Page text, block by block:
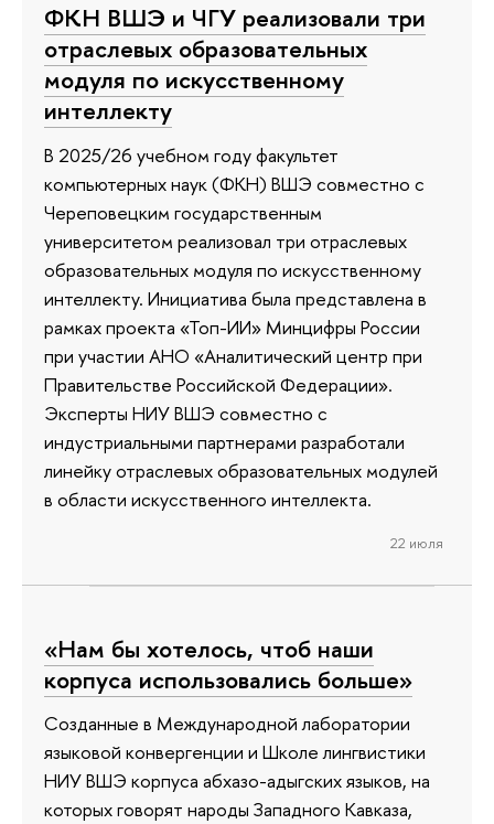
ФКН ВШЭ и ЧГУ реализовали три
отраслевых образовательных
модуля по искусственному
интеллекту
В 2025/26 учебном году факультет
компьютерных наук (ФКН) ВШЭ совместно с
Череповецким государственным
университетом реализовал три отраслевых
образовательных модуля по искусственному
интеллекту. Инициатива была представлена в
рамках проекта «Топ-ИИ» Минцифры России
при участии АНО «Аналитический центр при
Правительстве Российской Федерации».
Эксперты НИУ ВШЭ совместно с
индустриальными партнерами разработали
линейку отраслевых образовательных модулей
в области искусственного интеллекта.
22 июля
«Нам бы хотелось, чтоб наши
корпуса использовались больше»
Созданные в Международной лаборатории
языковой конвергенции и Школе лингвистики
НИУ ВШЭ корпуса абхазо-адыгских языков, на
которых говорят народы Западного Кавказа,